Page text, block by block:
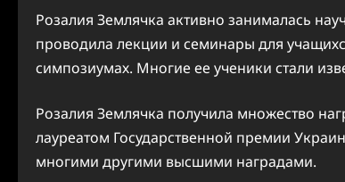
Розалия Землячка активно занималась
проводила лекции и семинары для
симпозиумах. Многие ее ученики стали
Розалия Землячка получила множество
лауреатом Государственной премии
многими другими высшими наградами.